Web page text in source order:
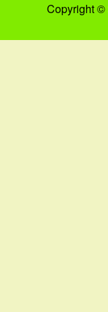
Copyright ©